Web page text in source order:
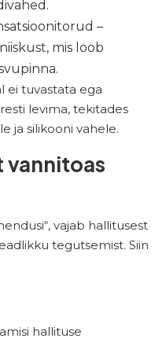
–
mis loob
ei tuvastata ega
levima, tekitades
ja silikooni vahele.
vannitoas
vajab hallitusest
tegutsemist. Siin
hallituse